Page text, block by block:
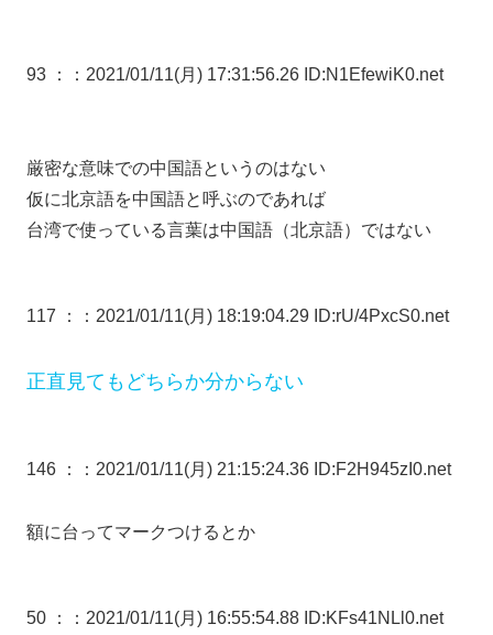
93 ： ：2021/01/11(月) 17:31:56.26 ID:N1EfewiK0.net
厳密な意味での中国語というのはない
仮に北京語を中国語と呼ぶのであれば
台湾で使っている言葉は中国語（北京語）ではない
117 ： ：2021/01/11(月) 18:19:04.29 ID:rU/4PxcS0.net
正直見てもどちらか分からない
146 ： ：2021/01/11(月) 21:15:24.36 ID:F2H945zI0.net
額に台ってマークつけるとか
50 ： ：2021/01/11(月) 16:55:54.88 ID:KFs41NLl0.net